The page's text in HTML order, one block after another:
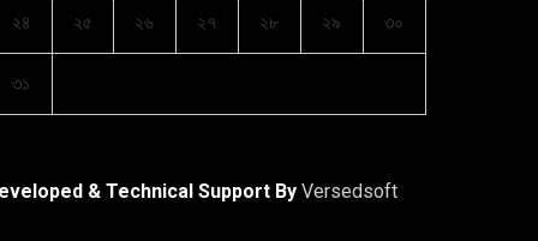
২৪ ২৫ ২৬ ২৭ ২৮ ২৯ ৩০
৩১
& Technical Support By Versedsoft